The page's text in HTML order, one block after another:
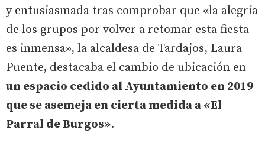
y entusiasmada tras comprobar que «la alegría
de los grupos por volver a retomar esta fiesta
es inmensa», la alcaldesa de Tardajos, Laura
Puente, destacaba el cambio de ubicación en
un espacio cedido al Ayuntamiento en 2019
que se asemeja en cierta medida a «El
Parral de Burgos».